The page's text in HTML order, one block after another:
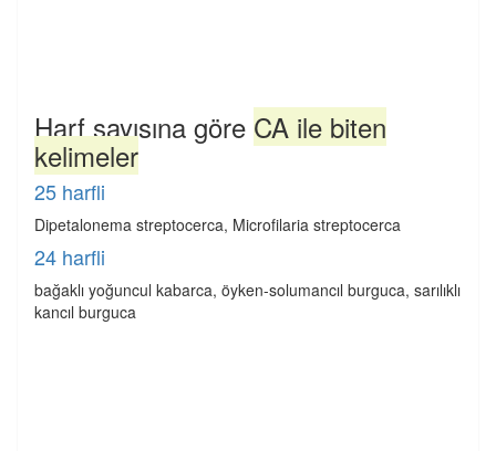
Harf sayısına göre CA ile biten
kelimeler
25 harfli
Dipetalonema streptocerca, Microfilaria streptocerca
24 harfli
bağaklı yoğuncul kabarca, öyken-solumancıl burguca, sarılıklı
kancıl burguca